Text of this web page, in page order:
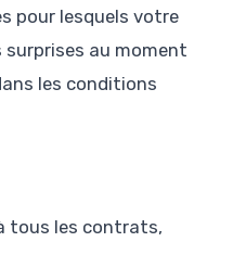
pour lesquels votre
surprises au moment
les conditions
tous les contrats,